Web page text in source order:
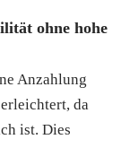
ohne hohe
Anzahlung
da
ist. Dies